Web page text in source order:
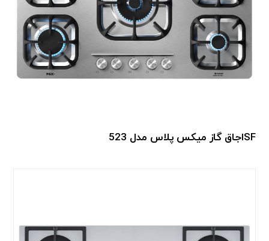
اجاق گاز میکس پلاس مدل 523SF